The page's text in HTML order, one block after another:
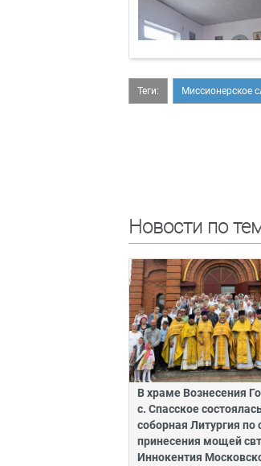
Теги: Миссионерское
Новости по
В храме Вознесения
с. Спасское
соборная Литургия по
принесения мощей
Иннокентия